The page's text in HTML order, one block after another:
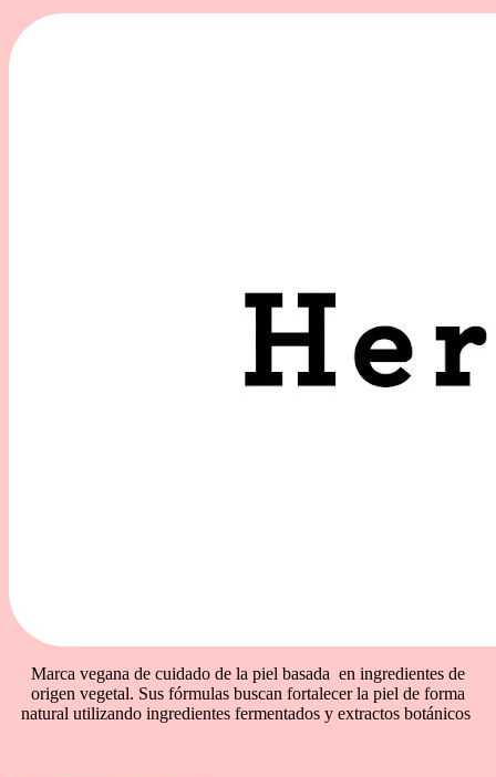
Marca vegana de cuidado de la piel basada en ingredientes de
origen vegetal. Sus fórmulas buscan fortalecer la piel de forma
natural utilizando ingredientes fermentados y extractos botánicos